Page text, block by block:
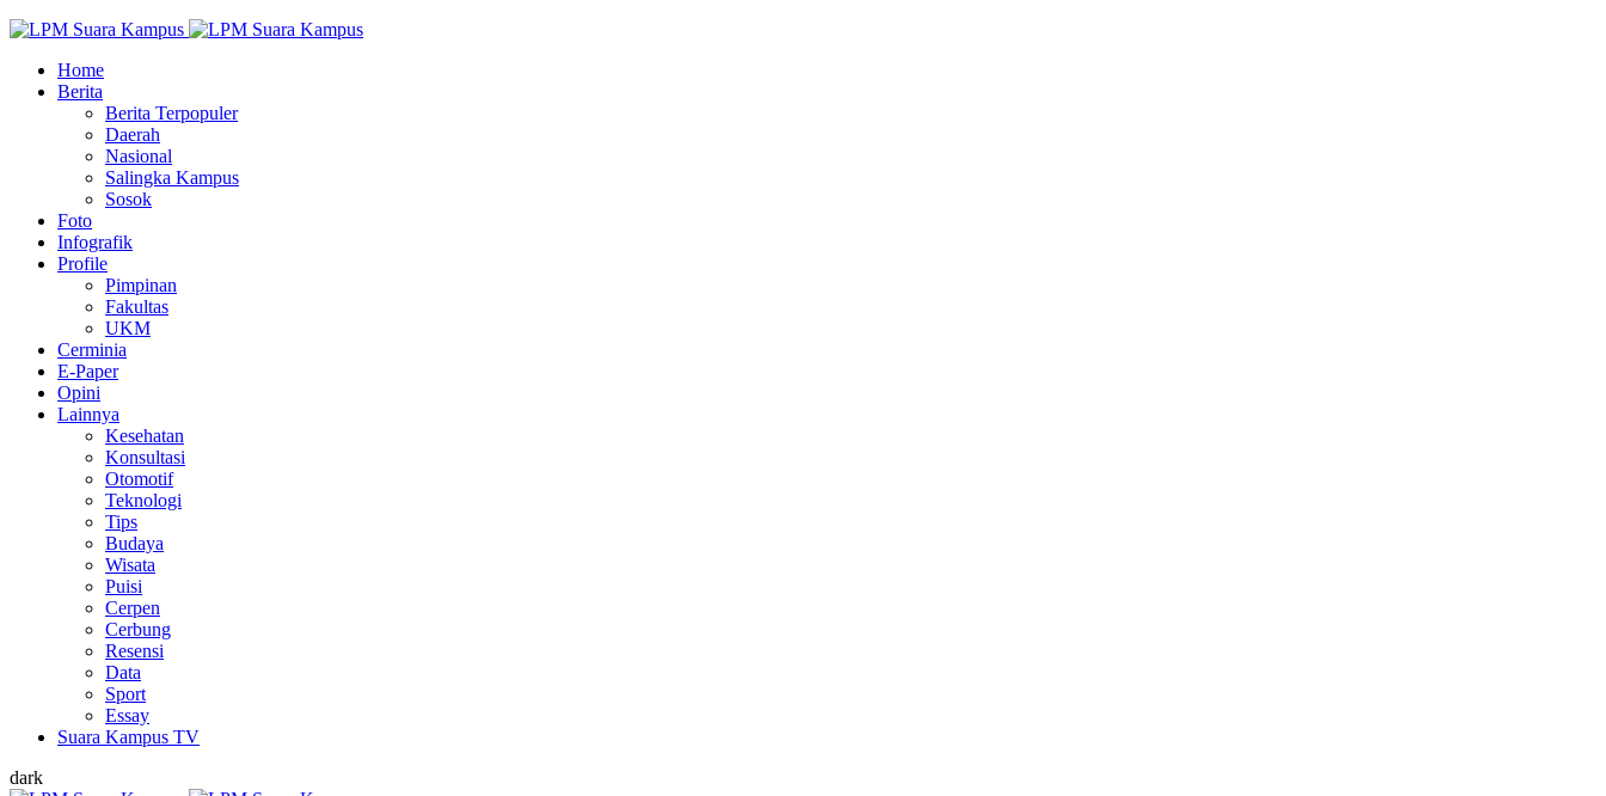
Home
Berita
Berita Terpopuler
Daerah
Nasional
Salingka Kampus
Sosok
Foto
Infografik
Profile
Pimpinan
Fakultas
UKM
Cerminia
E-Paper
Opini
Lainnya
Kesehatan
Konsultasi
Otomotif
Teknologi
Tips
Budaya
Wisata
Puisi
Cerpen
Cerbung
Resensi
Data
Sport
Essay
Suara Kampus TV
dark